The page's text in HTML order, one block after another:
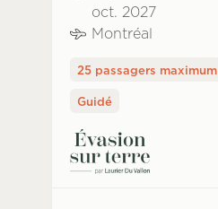
oct. 2027
Montréal
25 passagers maximum
Guidé